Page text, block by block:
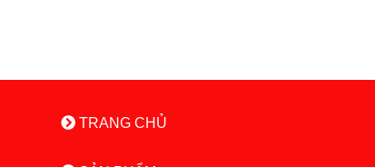
TRANG CHỦ